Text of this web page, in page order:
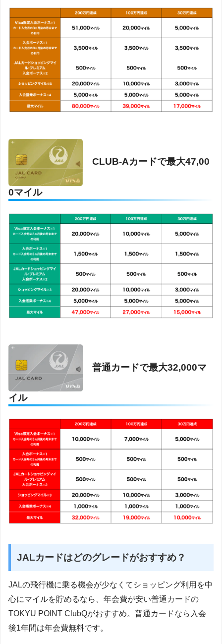
CLUB-Aカードで最大47,00
0マイル
普通カードで最大32,000マ
イル
JALカードはどのグレードがおすすめ？
JALの飛行機に乗る機会が少なくてショッピング利用を中
心にマイルを貯めるなら、年会費が安い普通カードの
TOKYU POINT ClubQがおすすめ。普通カードなら入会
後1年間は年会費無料です。